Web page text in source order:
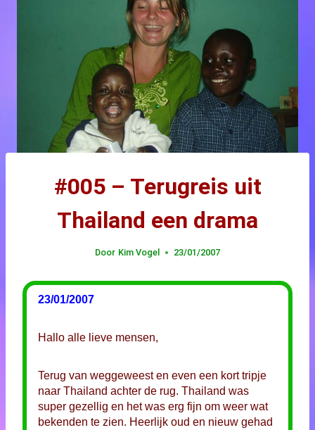
#005 – Terugreis uit
Thailand een drama
Door Kim Vogel 23/01/2007
23/01/2007
Hallo alle lieve mensen,
Terug van weggeweest en even een kort tripje
naar Thailand achter de rug. Thailand was
super gezellig en het was erg fijn om weer wat
bekenden te zien. Heerlijk oud en nieuw gehad